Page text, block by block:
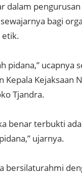
dalam pengurusan
bagi
etik.
pidana,” ucapnya
Kejaksaan
Tjandra.
benar terbukti
ujarnya.
bersilaturahmi